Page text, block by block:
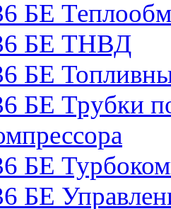
БЕ
БЕ ТНВД
БЕ
БЕ Трубки
БЕ
БЕ